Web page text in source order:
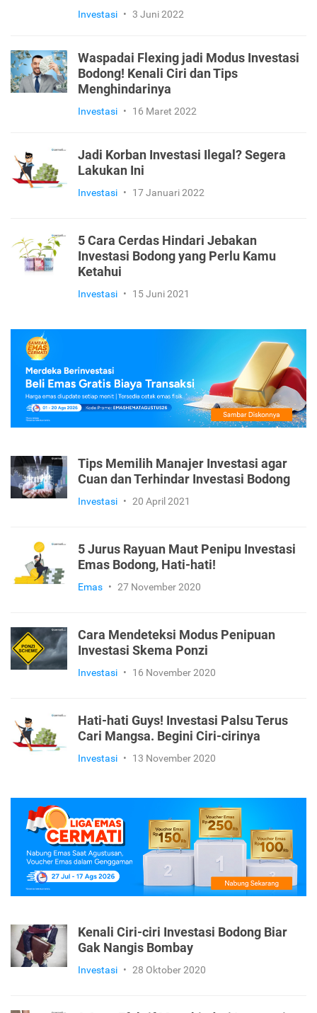
Investasi • 3 Juni 2022
Waspadai Flexing jadi Modus Investasi
Bodong! Kenali Ciri dan Tips
Menghindarinya
Investasi • 16 Maret 2022
Jadi Korban Investasi Ilegal? Segera
Lakukan Ini
Investasi • 17 Januari 2022
5 Cara Cerdas Hindari Jebakan
Investasi Bodong yang Perlu Kamu
Ketahui
Investasi • 15 Juni 2021
Tips Memilih Manajer Investasi agar
Cuan dan Terhindar Investasi Bodong
Investasi • 20 April 2021
5 Jurus Rayuan Maut Penipu Investasi
Emas Bodong, Hati-hati!
Emas • 27 November 2020
Cara Mendeteksi Modus Penipuan
Investasi Skema Ponzi
Investasi • 16 November 2020
Hati-hati Guys! Investasi Palsu Terus
Cari Mangsa. Begini Ciri-cirinya
Investasi • 13 November 2020
Kenali Ciri-ciri Investasi Bodong Biar
Gak Nangis Bombay
Investasi • 28 Oktober 2020